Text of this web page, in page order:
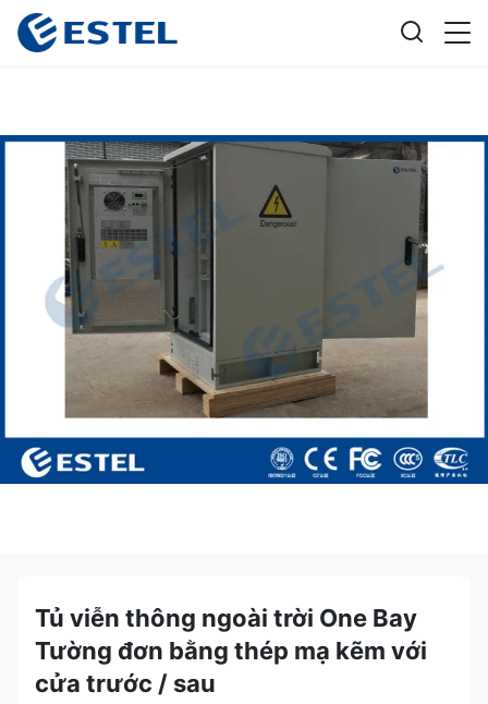
Tủ viễn thông ngoài trời One Bay
Tường đơn bằng thép mạ kẽm với
cửa trước / sau